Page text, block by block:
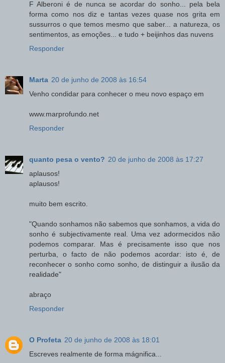
F Alberoni é de nunca se acordar do sonho... pela bela
forma como nos diz e tantas vezes quase nos grita em
sussurros o que temos mesmo que saber... a natureza, os
sentimentos, as emoções... e tudo + beijinhos das nuvens
Responder
Marta 20 de junho de 2008 às 16:54
Venho condidar para conhecer o meu novo espaço em
www.marprofundo.net
Responder
quanto pesa o vento? 20 de junho de 2008 às 17:27
aplausos!
aplausos!
muito bem escrito.
"Quando sonhamos não sabemos que sonhamos, a vida do
sonho é subjectivamente real. Uma vez adormecidos não
podemos comparar. Mas é precisamente isso que nos
perturba, o facto de não podemos acordar: isto é, de
reconhecer o sonho como sonho, de distinguir a ilusão da
realidade"
abraço
Responder
O Profeta 20 de junho de 2008 às 18:01
Escreves realmente de forma mágnifica...